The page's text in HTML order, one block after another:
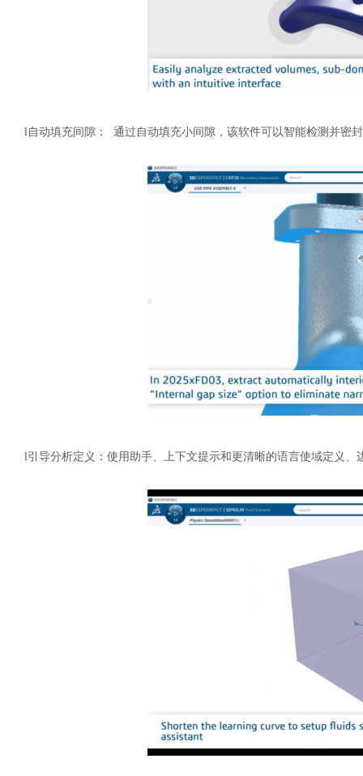
l自动填充间隙： 通过自动填充小间隙，该软件可以智能检测并密
l引导分析定义：使用助手、上下文提示和更清晰的语言使域定义